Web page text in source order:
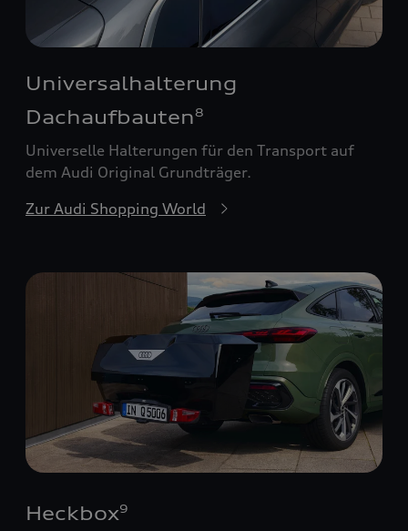
Universalhalterung
Dachaufbauten8
Universelle Halterungen für den Transport auf
dem Audi Original Grundträger.
Zur Audi Shopping World
Heckbox9